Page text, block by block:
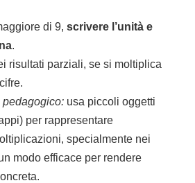
di 9, scrivere l’unità e
.
risultati parziali, se si moltiplica
usa piccoli oggetti
per rappresentare
specialmente nei
modo efficace per rendere